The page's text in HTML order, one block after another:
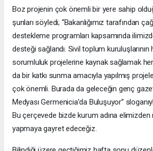
Boz projenin çok önemli bir yere sahip
şunları söyledi; “Bakanlığımız tarafından
destekleme programları kapsamında
desteği sağlandı. Sivil toplum
sorumluluk projelerine kaynak sağlamak
da bir katkı sunma amacıyla yapılmış
çok önemli. Burada da geleceğin genç
Medyası Germenicia’da Buluşuyor”
Bu çerçevede bizde kurum adına
yapmaya gayret edeceğiz.